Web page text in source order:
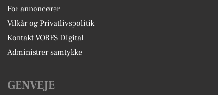
For annoncører
Vilkår og Privatlivspolitik
Kontakt VORES Digital
Administrer samtykke
GENVEJE